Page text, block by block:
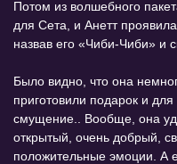
Потом из волшебного
для Сета, и Анетт
назвав его «Чиби-Чиби» и
Было видно, что она
приготовили подарок и
смущение.. Вообще, она
открытый, очень добрый,
положительные эмоции. А